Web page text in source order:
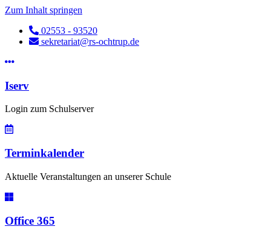
Zum Inhalt springen
02553 - 93520
sekretariat@rs-ochtrup.de
Iserv
Login zum Schulserver
Terminkalender
Aktuelle Veranstaltungen an unserer Schule
Office 365